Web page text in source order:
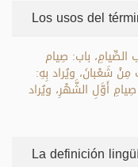
Los usos del
باب: صِيام
شَعْبانَ، ويُراد بِهِ:
أَوَّلِ الشَّهْرِ، ويُراد
La definición